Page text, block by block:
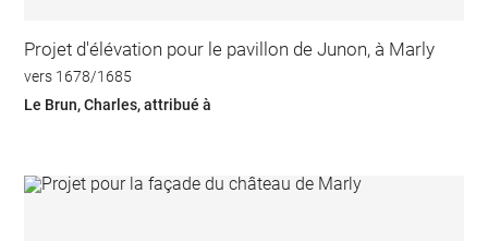
Projet d'élévation pour le pavillon de Junon, à Marly
vers 1678/1685
Le Brun, Charles, attribué à